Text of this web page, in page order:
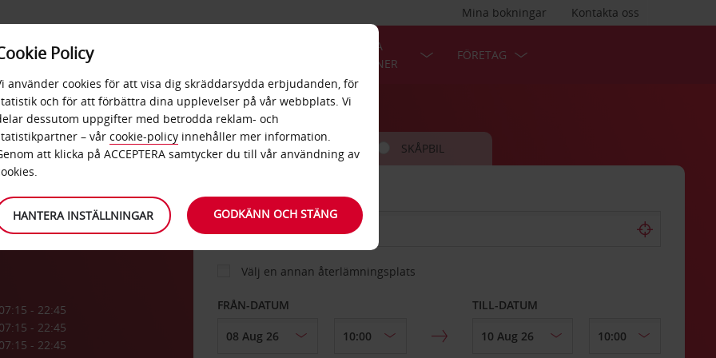
Kontakta oss
Mina bokningar
ERBJUDANDEN
POPULÄRA
DESTINATIONER
FÖRETAG
07:15 - 22:45
07:15 - 22:45
07:15 - 22:45
BIL SKÅPBIL
HÄMTA FRÅN
Välj en annan återlämningsplats
FRÅN-DATUM TILL-DATUM
Policy
använder cookies för att visa dig skräddarsydda erbjudanden, för
och för att förbättra dina upplevelser på vår webbplats. Vi
dessutom uppgifter med betrodda reklam- och
– vår cookie-policy innehåller mer information.
att klicka på ACCEPTERA samtycker du till vår användning av
HANTERA INSTÄLLNINGAR GODKÄNN OCH STÄNG